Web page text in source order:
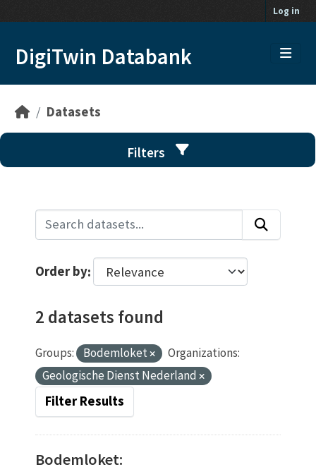
Log in
DigiTwin Databank
Datasets
Filters
Order by
2 datasets found
Groups: Bodemloket
Organizations:
Geologische Dienst Nederland
Filter Results
Bodemloket: